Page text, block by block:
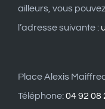
ailleurs, vous
l’adresse suivante :
Place Alexis
Téléphone:04 92 08